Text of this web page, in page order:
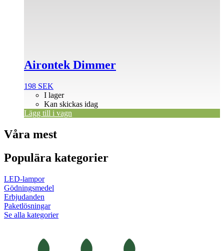
Airontek Dimmer
198 SEK
I lager
Kan skickas idag
Lägg till i vagn
Våra mest
Populära kategorier
LED-lampor
Gödningsmedel
Erbjudanden
Paketlösningar
Se alla kategorier